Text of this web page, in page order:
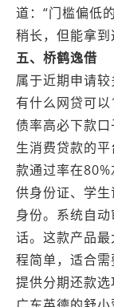
道：“门槛偏低
稍长，但能拿
五、桥鹤逸借
属于近期申请
有什么网贷可
债率高必下款
生消费贷款的
款通过率在
供身份证、学
身份。系统自
话。这款产品
程简单，适合
提供分期还款选